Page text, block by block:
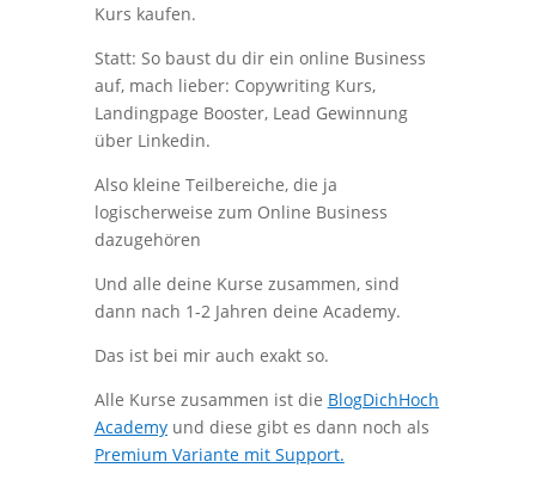
Kurs kaufen.
Statt: So baust du dir ein online Business
auf, mach lieber: Copywriting Kurs,
Landingpage Booster, Lead Gewinnung
über Linkedin.
Also kleine Teilbereiche, die ja
logischerweise zum Online Business
dazugehören
Und alle deine Kurse zusammen, sind
dann nach 1-2 Jahren deine Academy.
Das ist bei mir auch exakt so.
Alle Kurse zusammen ist die BlogDichHoch
Academyund diese gibt es dann noch als
Premium Variante mit Support.